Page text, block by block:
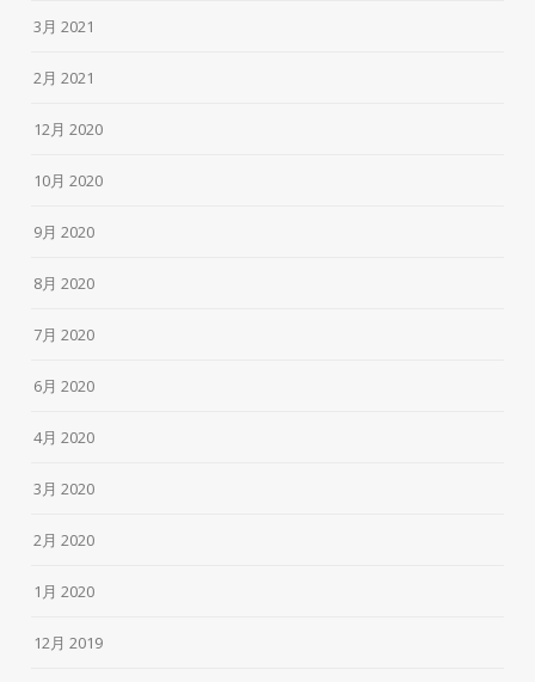
3月 2021
2月 2021
12月 2020
10月 2020
9月 2020
8月 2020
7月 2020
6月 2020
4月 2020
3月 2020
2月 2020
1月 2020
12月 2019